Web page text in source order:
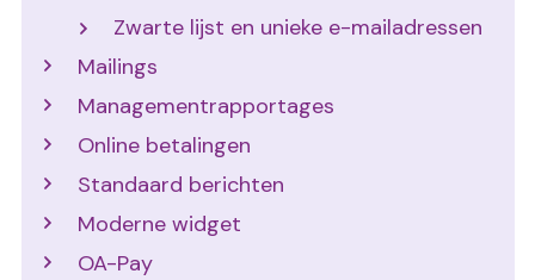
Zwarte lijst en unieke e-mailadressen
Mailings
Managementrapportages
Online betalingen
Standaard berichten
Moderne widget
OA-Pay